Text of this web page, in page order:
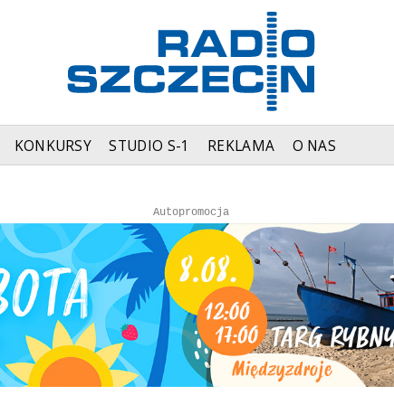
KONKURSY STUDIO S-1 REKLAMA O NAS
Reklama
Autopromocja
Autopromocja